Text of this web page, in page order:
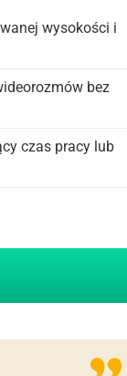
wysokości i
bez
czas pracy lub